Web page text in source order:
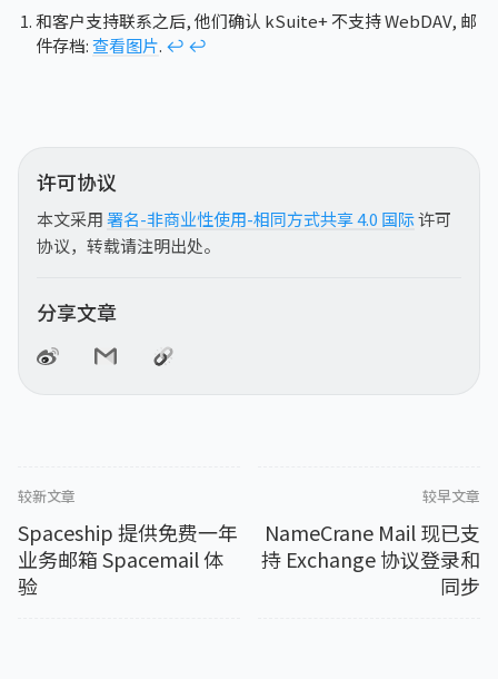
和客户支持联系之后, 他们确认 kSuite+ 不支持 WebDAV, 邮
件存档:查看图片. ↩︎ ↩︎
许可协议
本文采用署名-非商业性使用-相同方式共享 4.0 国际许可
协议，转载请注明出处。
分享文章
较新文章
Spaceship 提供免费一年
业务邮箱 Spacemail 体
验
较早文章
NameCrane Mail 现已支
持 Exchange 协议登录和
同步